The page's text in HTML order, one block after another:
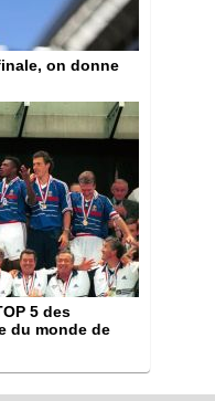
on donne
5 des
du monde de